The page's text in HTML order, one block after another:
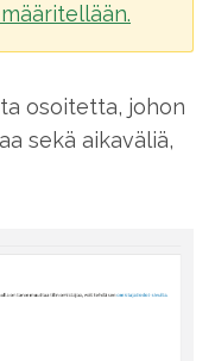
osoitetta, johon
sekä aikaväliä,